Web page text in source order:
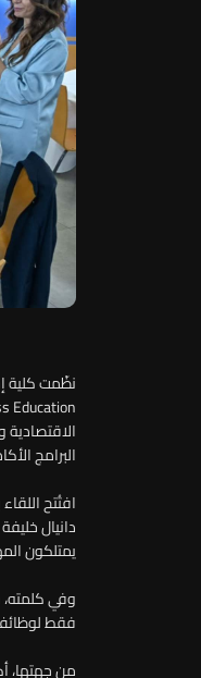
البرامج
افتُتح
دانيال
يمتلكون
وفي
فقط